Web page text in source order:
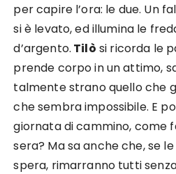
per capire l’ora: le due. Un
si è levato, ed illumina le
d’argento. Tilò si ricorda le
prende corpo in un attimo,
talmente strano quello che
che sembra impossibile. E
giornata di cammino, come
sera? Ma sa anche che, se
spera, rimarranno tutti